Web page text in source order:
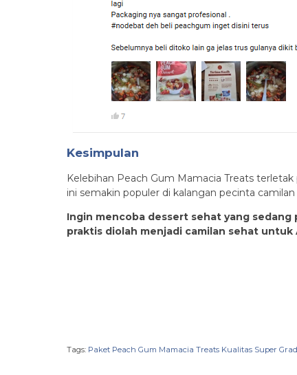
Kesimpulan
Kelebihan Peach Gum Mamacia Treats
ini semakin populer di kalangan pecinta
Ingin mencoba dessert sehat yang sedang
praktis diolah menjadi camilan sehat untuk
Tags: Paket Peach Gum Mamacia Treats Kualitas Super